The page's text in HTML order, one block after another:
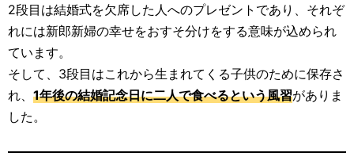
2段目は結婚式を欠席した人へのプレゼントであり、それぞ
れには新郎新婦の幸せをおすそ分けをする意味が込められ
ています。
そして、3段目はこれから生まれてくる子供のために保存さ
れ、 1年後の結婚記念日に二人で食べるという風習がありま
した。